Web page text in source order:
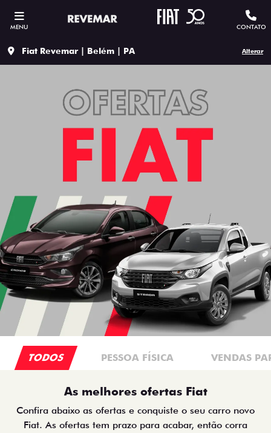
MENU CONTATO
Fiat Revemar | Belém | PA Alterar
TODOS PESSOA FÍSICA VENDAS
As melhores ofertas Fiat
Confira abaixo as ofertas e conquiste o seu carro novo
Fiat. As ofertas tem prazo para acabar, então corra